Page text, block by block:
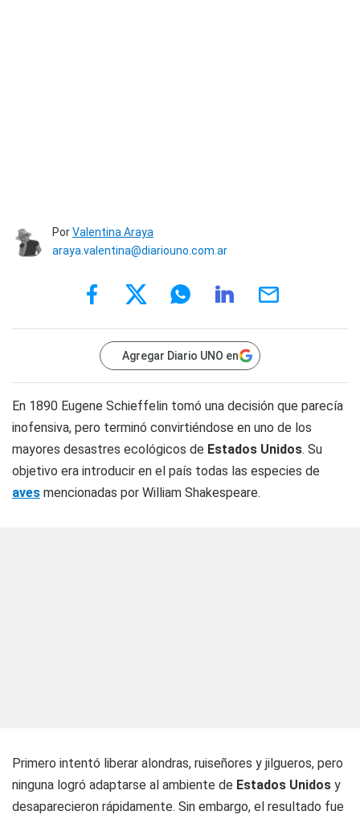
PorValentina Araya
araya.valentina@diariouno.com.ar
Agregar Diario UNO en
En 1890 Eugene Schieffelin tomó una decisión que parecía
inofensiva, pero terminó convirtiéndose en uno de los
mayores desastres ecológicos de Estados Unidos. Su
objetivo era introducir en el país todas las especies de
aves mencionadas por William Shakespeare.
Primero intentó liberar alondras, ruiseñores y jilgueros, pero
ninguna logró adaptarse al ambiente de Estados Unidos y
desaparecieron rápidamente. Sin embargo, el resultado fue